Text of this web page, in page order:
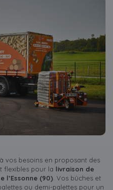
vos besoins en proposant des
flexibles pour la livraison de
l’Essonne (90). Vos bûches et
ou demi-palettes pour un